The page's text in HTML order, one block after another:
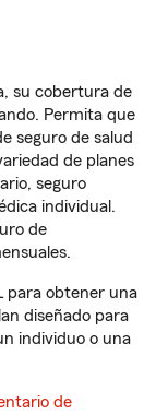
su cobertura de
Permita que
seguro de salud
de planes
seguro
individual.
de
para obtener una
diseñado para
individuo o una
de